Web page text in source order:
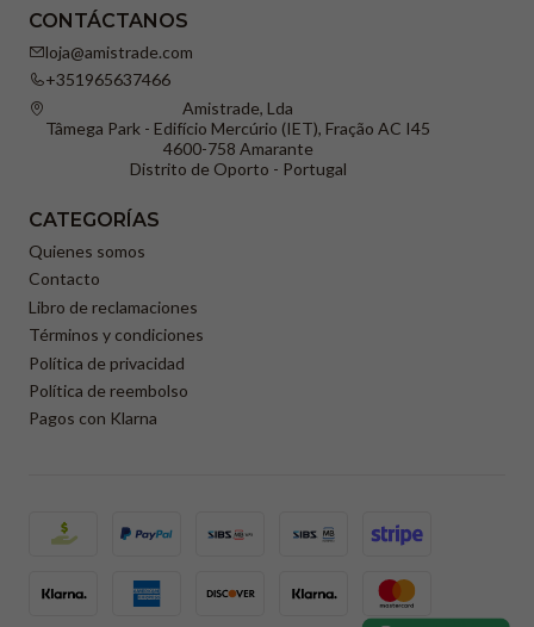
CONTÁCTANOS
loja@amistrade.com
+351965637466
Amistrade, Lda
Tâmega Park - Edifício Mercúrio (IET), Fração AC I45
4600-758 Amarante
Distrito de Oporto - Portugal
CATEGORÍAS
Quienes somos
Contacto
Libro de reclamaciones
Términos y condiciones
Política de privacidad
Política de reembolso
Pagos con Klarna